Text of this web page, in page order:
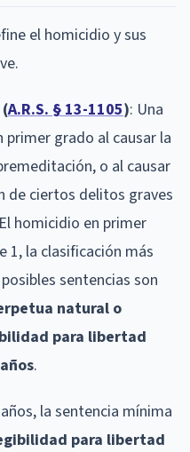
el homicidio y sus
A.R.S. § 13-1105): Una
grado al causar la
o al causar
de ciertos delitos graves
homicidio en primer
1, la clasificación más
sentencias son
natural o
para libertad
.
la sentencia mínima
para libertad